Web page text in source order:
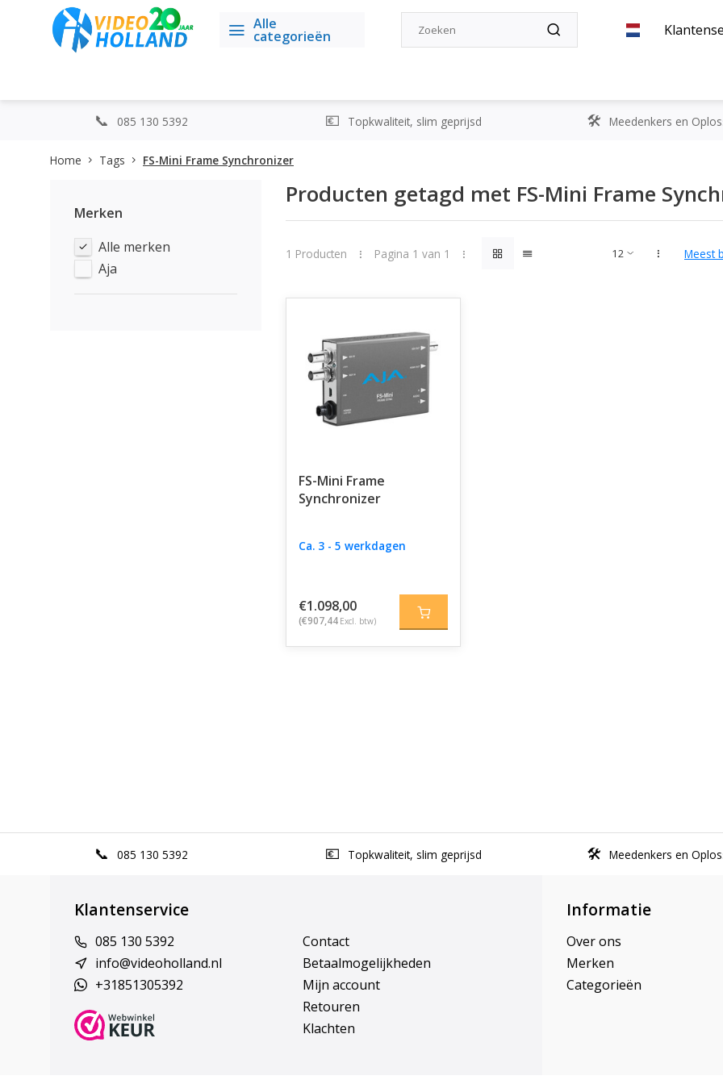
Alle
categorieën
085 130 5392 Topkwaliteit, slim geprijsd Meedenkers en
Home Tags FS-Mini Frame Synchronizer
Merken
Alle merken
Aja
Producten getagd met FS-Mini Frame
1 Producten Pagina 1 van 1 Meest
FS-Mini Frame
Synchronizer
Ca. 3 - 5 werkdagen
€1.098,00
(€907,44 Excl. btw)
085 130 5392 Topkwaliteit, slim geprijsd Meedenkers en
Klantenservice
085 130 5392
info@videoholland.nl
+31851305392
Contact
Betaalmogelijkheden
Mijn account
Retouren
Klachten
Informatie
Over ons
Merken
Categorieën